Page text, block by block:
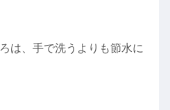
は、手で洗うよりも節水に